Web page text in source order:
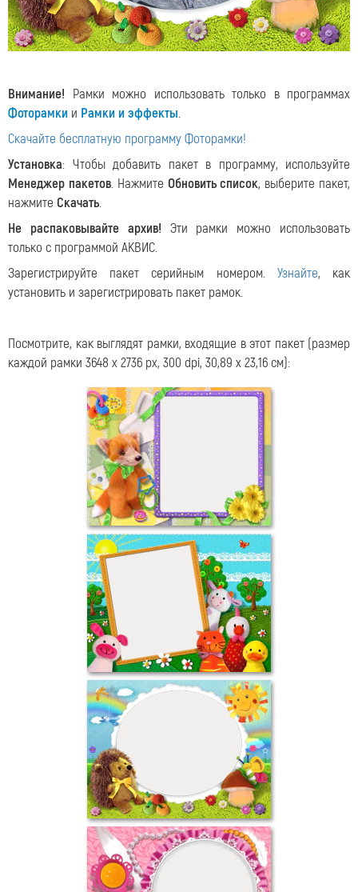
Внимание! Рамки можно использовать только в программах
Фоторамки и Рамки и эффекты.
Скачайте бесплатную программу Фоторамки!
Установка: Чтобы добавить пакет в программу, используйте
Менеджер пакетов. Нажмите Обновить список, выберите пакет,
нажмите Скачать.
Не распаковывайте архив! Эти рамки можно использовать
только с программой АКВИС.
Зарегистрируйте пакет серийным номером. Узнайте, как
установить и зарегистрировать пакет рамок.
Посмотрите, как выглядят рамки, входящие в этот пакет (размер
каждой рамки 3648 x 2736 px, 300 dpi, 30,89 x 23,16 см):